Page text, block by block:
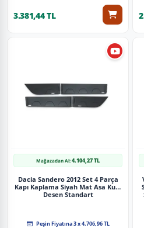
3.381,44 TL
Mağazadan Al:4.104,27 TL
Dacia Sandero 2012 Set 4 Parça
Kapı Kaplama Siyah Mat Asa Kum
Desen Standart
Peşin Fiyatına 3 x 4.706,96 TL